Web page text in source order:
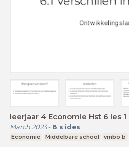
leerjaar 4 Economie Hst 6 les 1
March 2023- 8 slides
Economie Middelbare school vmbo b